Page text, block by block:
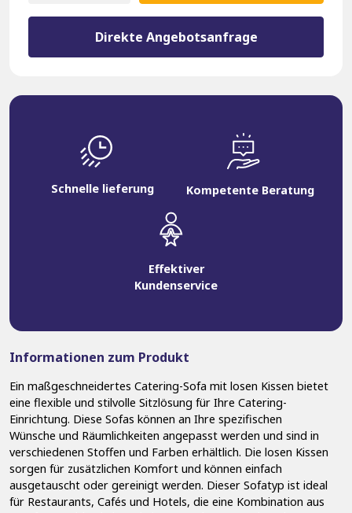
Direkte Angebotsanfrage
Schnelle lieferung Kompetente Beratung
Effektiver
Kundenservice
Informationen zum Produkt
Ein maßgeschneidertes Catering-Sofa mit losen Kissen bietet
eine flexible und stilvolle Sitzlösung für Ihre Catering-
Einrichtung. Diese Sofas können an Ihre spezifischen
Wünsche und Räumlichkeiten angepasst werden und sind in
verschiedenen Stoffen und Farben erhältlich. Die losen Kissen
sorgen für zusätzlichen Komfort und können einfach
ausgetauscht oder gereinigt werden. Dieser Sofatyp ist ideal
für Restaurants, Cafés und Hotels, die eine Kombination aus